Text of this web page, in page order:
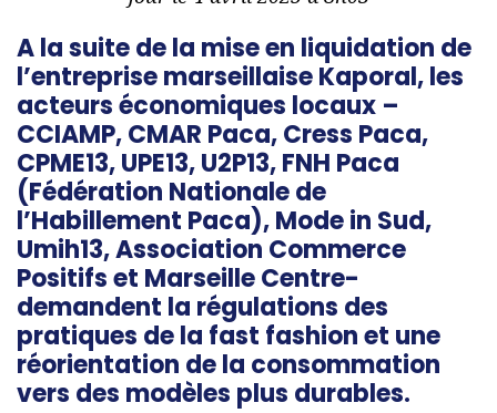
A la suite de la mise en liquidation de
l’entreprise marseillaise Kaporal, les
acteurs économiques locaux –
CCIAMP, CMAR Paca, Cress Paca,
CPME13, UPE13, U2P13, FNH Paca
(Fédération Nationale de
l’Habillement Paca), Mode in Sud,
Umih13, Association Commerce
Positifs et Marseille Centre-
demandent la régulations des
pratiques de la fast fashion et une
réorientation de la consommation
vers des modèles plus durables.